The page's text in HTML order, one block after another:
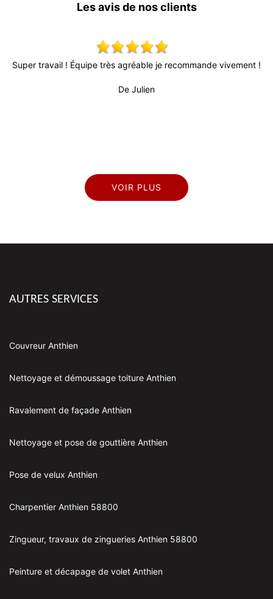
Les avis de nos clients
Super travail ! Équipe très agréable je recommande vivement !
De Julien
VOIR PLUS
AUTRES SERVICES
Couvreur Anthien
Nettoyage et démoussage toiture Anthien
Ravalement de façade Anthien
Nettoyage et pose de gouttière Anthien
Pose de velux Anthien
Charpentier Anthien 58800
Zingueur, travaux de zingueries Anthien 58800
Peinture et décapage de volet Anthien